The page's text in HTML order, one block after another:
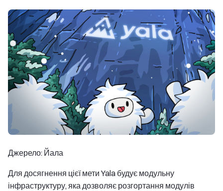
Джерело: Йала
Для досягнення цієї мети Yala будує модульну
інфраструктуру, яка дозволяє розгортання модулів